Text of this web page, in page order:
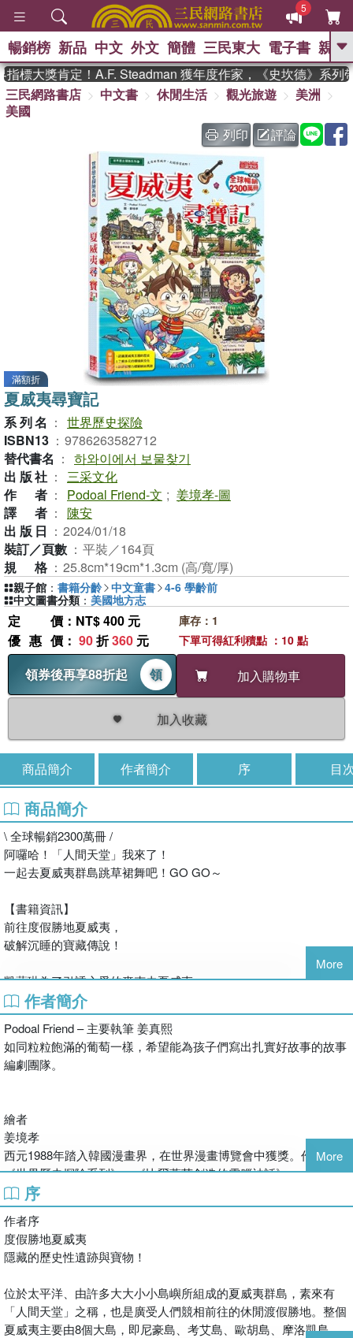
5
GO
熱搜： 東野圭吾 、 高希均教授回憶錄
史是一群喵 、 暑期推薦 、 國際布克
獎 臺灣漫遊錄 、 方念華 、 台灣的李
登輝時代
、 數學女孩：黎曼猜想
偉大的迷走神經
暢銷榜 新品 中文 外文 簡體 三民東大 電子書 親子
大獎肯定！A.F. Steadman 獲年度作家，《史坎德》系列帶
三民網路書店
中文書 休閒生活 觀光旅遊
美洲
美國
列印
評論
滿額折
夏威夷尋寶記
系列名 ： 世界歷史探險
ISBN13 ： 9786263582712
替代書名 ： 하와이에서 보물찾기
出版社 ： 三采文化
作者 ： Podoal Friend-文 ; 姜境孝-圖
譯者 ： 陳安
出版日 ： 2024/01/18
裝訂／頁數 ： 平裝／164頁
規格 ： 25.8cm*19cm*1.3cm (高/寬/厚)
定價 ：NT$ 400 元
優惠價 ： 90折360 元
領券後再享88折起
領 加入購物車
加入收藏
庫存：1
下單可得紅利積點 ：10 點
親子館 ： 書籍分齡 中文童書 4-6 學齡前
中文圖書分類 ： 美國地方志
商品簡介 作者簡介 序 目
商品簡介
\ 全球暢銷2300萬冊 /
阿囉哈！「人間天堂」我來了！
一起去夏威夷群島跳草裙舞吧！GO GO～
【書籍資訊】
前往度假勝地夏威夷，
破解沉睡的寶藏傳說！
凱薩琳為了引誘心愛的麥克去夏威夷，
假裝要去尋找國王的陵墓與寶藏。
麥克到了當地才得知事情並不單純！
巧合的是，兩人被捲入學校偷竊案，
竟然與古代寶物有關⋯⋯
他們有辦法躲過邪惡組織的阻擾，
【關於夏威夷尋寶記】
夏威夷群島有「人間天堂」之美稱，主要由8個大島和100多個小島
所組成，也是廣受人們競相前往的休閒渡假勝地。有不少人以夏威
夏威夷王國，1959年時成為美國第50州。雖然夏威夷王國自此消失
在歷史洪流中，但現在仍可見到許多見證夏威夷歷史文化之處。
夏威夷能成為全世界人們嚮往的度假勝地之一，其理由不外乎是它
擁有得天獨厚的天然環境。凱薩琳因想與麥克在夏威夷度假，於是
威夷尋寶。一心一意想找出寶物的麥克，當然急忙趕往夏威夷的威
基基海灘……但是凱薩琳所言，似乎不是真正的線索！咦？等等！
這裡有麥克沒注意到的細節！而且「那些人」竟然也在這裡？
More
作者簡介
Podoal Friend – 主要執筆 姜真熙
如同粒粒飽滿的葡萄一樣，希望能為孩子們寫出扎實好故事的故事
編劇團隊。
繪者
姜境孝
西元1988年踏入韓國漫畫界，在世界漫畫博覽會中獲獎。作品有
《世界歷史探險系列》、《比爾蓋茲創造的電腦神話》、《我的第
一本科學漫畫書系列》，其中《冰河歷險記》曾於2002年獲頒大韓
民國漫畫出版大賞。
More
序
作者序
度假勝地夏威夷
隱藏的歷史性遺跡與寶物！
位於太平洋、由許多大大小小島嶼所組成的夏威夷群島，素來有
「人間天堂」之稱，也是廣受人們競相前往的休閒渡假勝地。整個
夏威夷主要由8個大島，即尼豪島、考艾島、歐胡島、摩洛凱島、